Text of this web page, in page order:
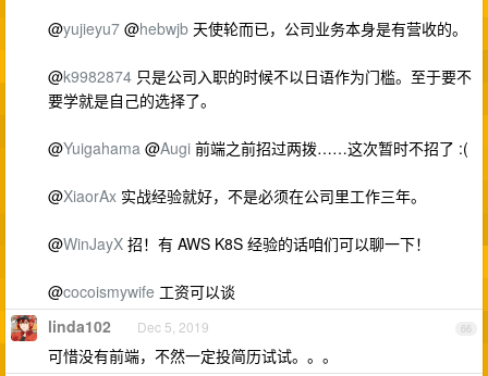
@yujieyu7 @hebwjb 天使轮而已，公司业务本身是有营收的。
@k9982874 只是公司入职的时候不以日语作为门槛。至于要不
要学就是自己的选择了。
@Yuigahama @Augi 前端之前招过两拨……这次暂时不招了 :(
@XiaorAx 实战经验就好，不是必须在公司里工作三年。
@WinJayX 招！有 AWS K8S 经验的话咱们可以聊一下！
@cocoismywife 工资可以谈
66
linda102 Dec 5, 2019
可惜没有前端，不然一定投简历试试。。。